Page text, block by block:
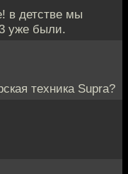
в детстве мы
уже были.
техника Supra?